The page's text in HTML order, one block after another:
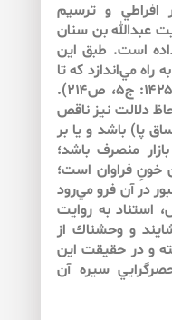
افراطي و ترسيم
عبدالله بن سنان
است. طبق اين
راه مي‌اندازد كه تا
ساق پا در خون فرو مي‌رود (عاملي، ۱۴۲۵: ج۵، ص۲۱۴).
دلالت نيز ناقص
پا) باشد و يا بر
منصرف باشد؛
خونِ فراوان است؛
در آن فرو مي‌رود
استناد به روايت
و وحشناك از
و در حقيقت اين
سيره آن